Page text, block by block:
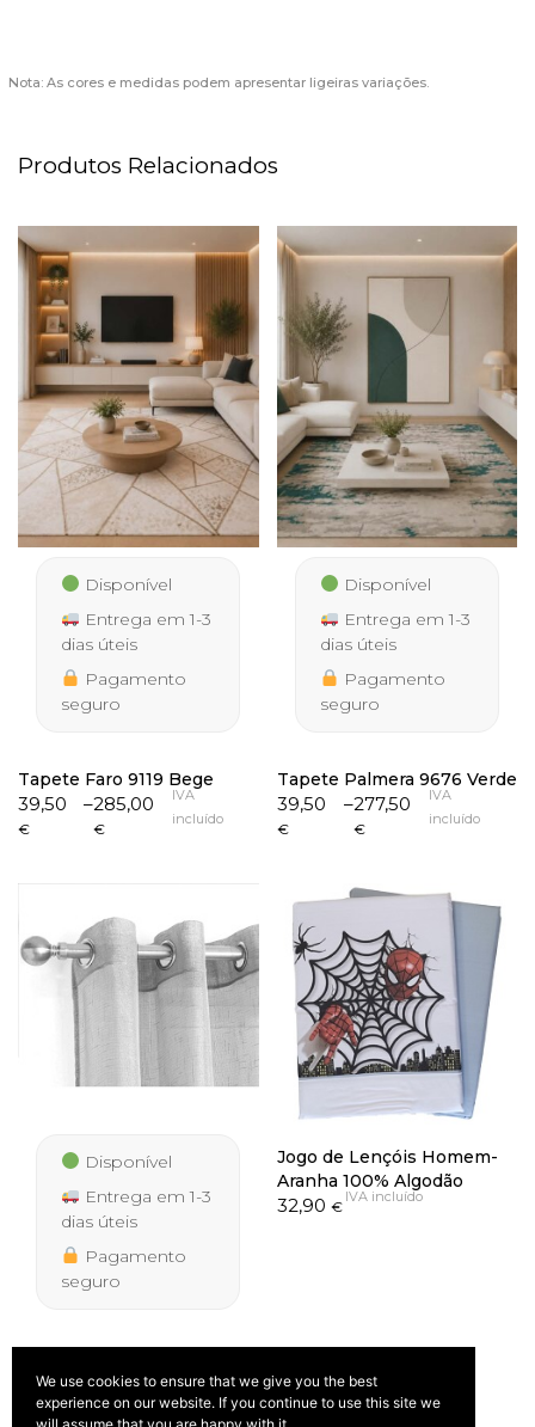
Nota: As cores e medidas podem apresentar ligeiras variações.
Produtos Relacionados
Disponível
Entrega em 1-3
dias úteis
Pagamento
seguro
Tapete Faro 9119 Bege
39,50
€
–285,00
€
Price
range:
IVA
incluído
Disponível
Entrega em 1-3
dias úteis
Pagamento
seguro
Tapete Palmera 9676 Verde
39,50
€
–277,50
€
Price
range:
277,50 €
IVA
incluído
Disponível
Entrega em 1-3
dias úteis
Pagamento
seguro
Jogo de Lençóis Homem-
Aranha 100% Algodão
32,90 €
IVA incluído
We use cookies to ensure that we give you the best
experience on our website. If you continue to use this site we